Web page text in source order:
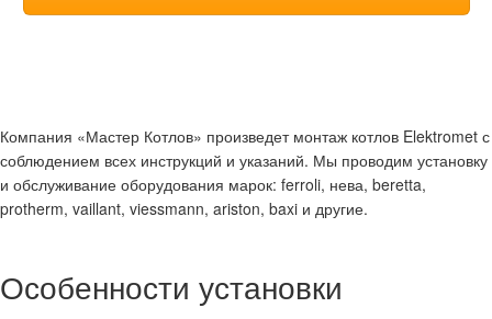
Компания «Мастер Котлов» произведет монтаж котлов Elektromet с
соблюдением всех инструкций и указаний. Мы проводим установку
и обслуживание оборудования марок: ferroli, нева, beretta,
protherm, vaillant, viessmann, ariston, baxi и другие.
Особенности установки